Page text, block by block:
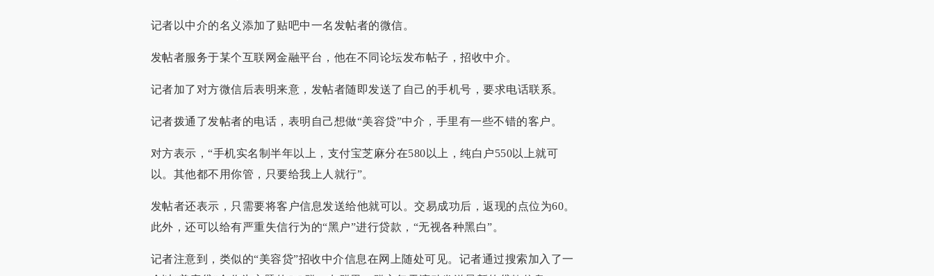
记者以中介的名义添加了贴吧中一名发帖者的微信。
发帖者服务于某个互联网金融平台，他在不同论坛发布帖子，招收中介。
记者加了对方微信后表明来意，发帖者随即发送了自己的手机号，要求电话联系。
记者拨通了发帖者的电话，表明自己想做“美容贷”中介，手里有一些不错的客户。
对方表示，“手机实名制半年以上，支付宝芝麻分在580以上，纯白户550以上就可
以。其他都不用你管，只要给我上人就行”。
发帖者还表示，只需要将客户信息发送给他就可以。交易成功后，返现的点位为60。
此外，还可以给有严重失信行为的“黑户”进行贷款，“无视各种黑白”。
记者注意到，类似的“美容贷”招收中介信息在网上随处可见。记者通过搜索加入了一